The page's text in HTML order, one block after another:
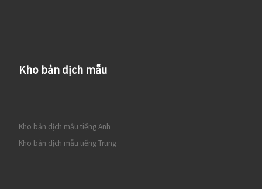
Kho bản dịch mẫu
Kho bản dịch mẫu tiếng Anh
Kho bản dịch mẫu tiếng Trung